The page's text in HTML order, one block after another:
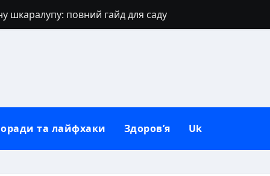
шкаралупу: повний гайд для саду
щит дому, родини та серця
правильно й без втрат
виключно від тата
та лайфхаки Здоров’я Uk